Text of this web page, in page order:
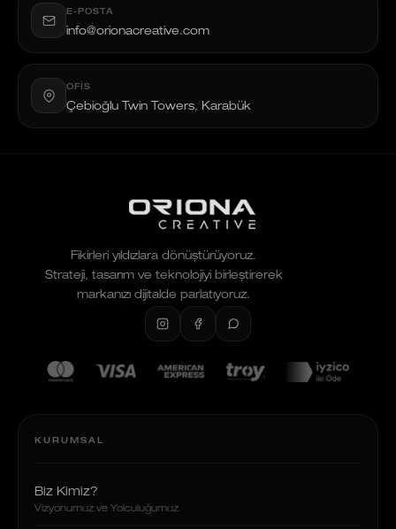
E-POSTA
info@orionacreative.com
OFIS
Çebioğlu Twin Towers, Karabük
Fikirleri yıldızlara dönüştürüyoruz.
Strateji, tasarım ve teknolojiyi birleştirerek
markanızı dijitalde parlatıyoruz.
KURUMSAL
Biz Kimiz?
Vizyonumuz ve Yolculuğumuz